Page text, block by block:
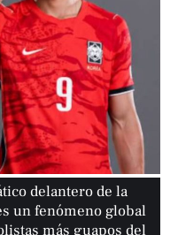
delantero de la
un fenómeno global
más guapos del